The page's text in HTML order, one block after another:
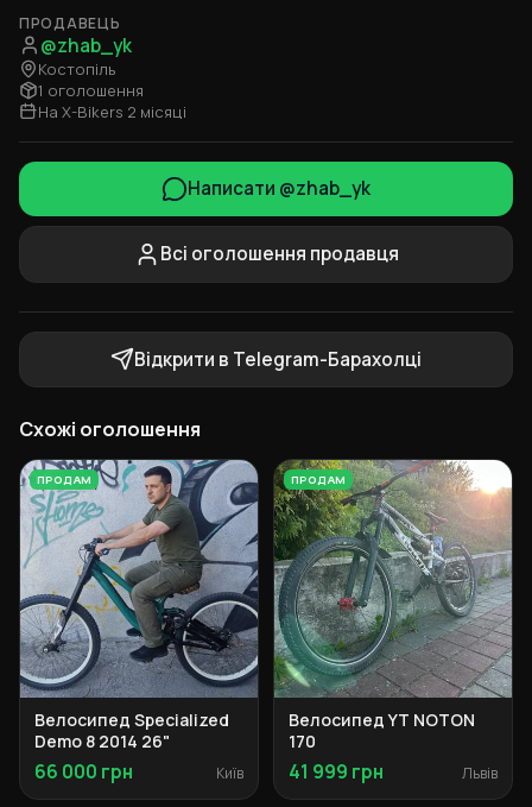
ПРОДАВЕЦЬ
@zhab_yk
Костопіль
1 оголошення
На X-Bikers 2 місяці
Написати @zhab_yk
Всі оголошення продавця
Відкрити в Telegram-Барахолці
Схожі оголошення
ПРОДАМ
Велосипед Specialized
Demo 8 2014 26"
66 000 грн Київ
ПРОДАМ
Велосипед YT NOTON
170
41 999 грн Львів